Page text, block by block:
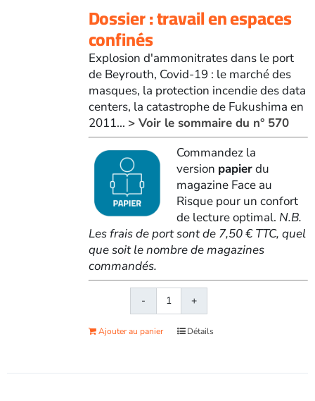
Dossier : travail en espaces
confinés
Explosion d'ammonitrates dans le port
de Beyrouth, Covid-19 : le marché des
masques, la protection incendie des data
centers, la catastrophe de Fukushima en
2011... > Voir le sommaire du n° 570
Commandez la
version papierdu
magazine Face au
Risque pour un confort
de lecture optimal. N.B.
Les frais de port sont de 7,50 € TTC, quel
que soit le nombre de magazines
commandés.
quantité
de
Face
Ajouter au panier Détails